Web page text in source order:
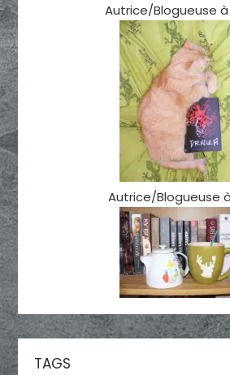
Autrice/Blogueuse
Autrice/Blogueuse
TAGS